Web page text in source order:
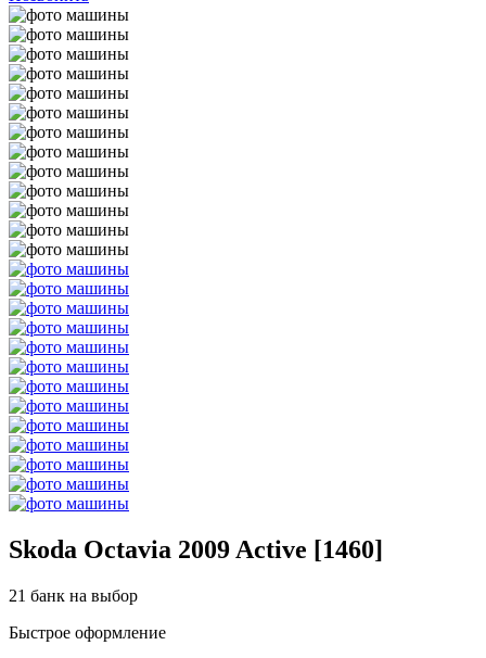
Skoda Octavia 2009 Active [1460]
21 банк на выбор
Быстрое оформление